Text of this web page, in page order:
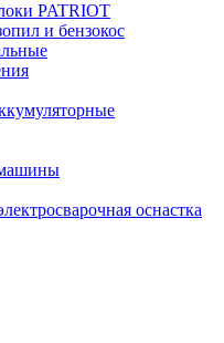
PATRIOT
и бензокос
оснастка